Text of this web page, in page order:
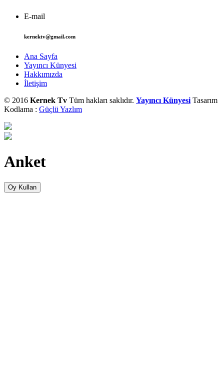
E-mail
kernektv@gmail.com
Ana Sayfa
Yayıncı Künyesi
Hakkımızda
İletişim
© 2016 Kernek Tv Tüm hakları saklıdır. Yayıncı Künyesi Tasarım
Kodlama : Güçlü Yazlım
Anket